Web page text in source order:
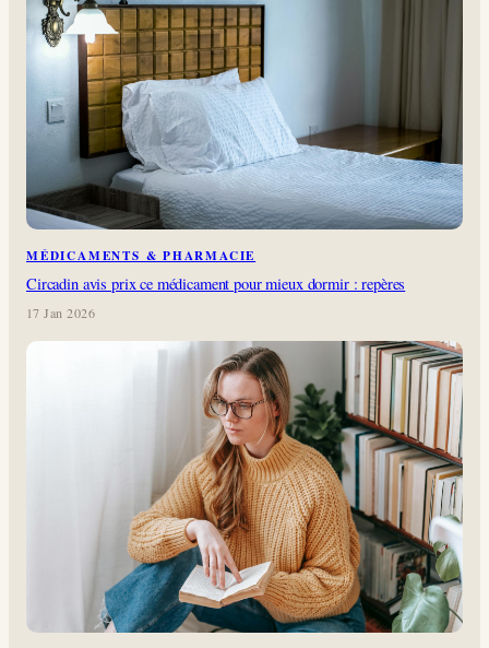
MÉDICAMENTS & PHARMACIE
Circadin avis prix ce médicament pour mieux dormir : repères
17 Jan 2026